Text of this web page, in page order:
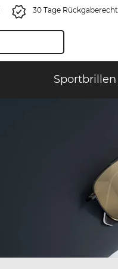
30 Tage Rückgaberecht
Sportbrillen